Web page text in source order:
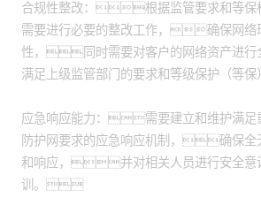
合规性整改：根据监管要求和等
需要进行必要的整改工作，确保网络
性，同时需要对客户的网络资产进
满足上级监管部门的要求和等级保护（
应急响应能力：需要建立和维护满足
防护网要求的应急响应机制，确保全
和响应，并对相关人员进行安全意
训。